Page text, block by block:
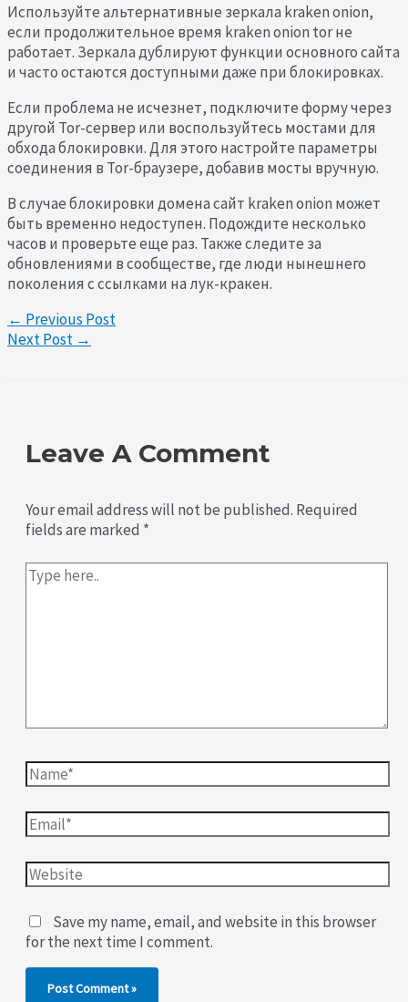
Используйте альтернативные зеркала kraken onion,
если продолжительное время kraken onion tor не
работает. Зеркала дублируют функции основного сайта
и часто остаются доступными даже при блокировках.
Если проблема не исчезнет, ​​подключите форму через
другой Tor-сервер или воспользуйтесь мостами для
обхода блокировки. Для этого настройте параметры
соединения в Tor-браузере, добавив мосты вручную.
В случае блокировки домена сайт kraken onion может
быть временно недоступен. Подождите несколько
часов и проверьте еще раз. Также следите за
обновлениями в сообществе, где люди нынешнего
поколения с ссылками на лук-кракен.
← Previous Post
Next Post →
Leave A Comment
Your email address will not be published. Required
fields are marked *
Save my name, email, and website in this browser
for the next time I comment.